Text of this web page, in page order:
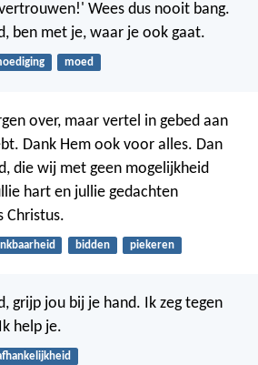
Wees dus nooit bang.
ben met je, waar je ook gaat.
moed
over, maar vertel in gebed aan
Dank Hem ook voor alles. Dan
die wij met geen mogelijkheid
hart en jullie gedachten
Christus.
bidden piekeren
grijp jou bij je hand. Ik zeg tegen
help je.